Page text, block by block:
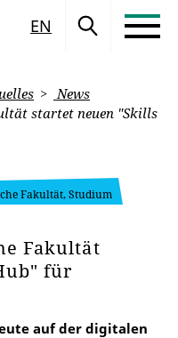
EN
News
startet neuen "Skills
Fakultät, Studium
Fakultät
für
auf der digitalen